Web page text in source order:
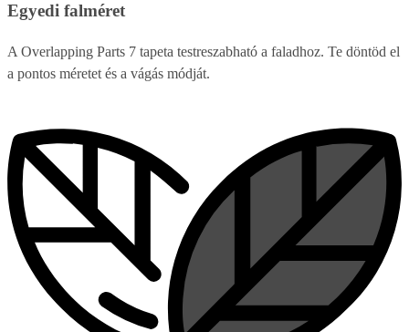
Egyedi falméret
A Overlapping Parts 7 tapeta testreszabható a faladhoz. Te döntöd el
a pontos méretet és a vágás módját.